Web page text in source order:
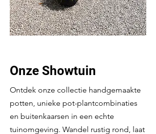
Onze Showtuin
Ontdek onze collectie handgemaakte
potten, unieke pot-plantcombinaties
en buitenkaarsen in een echte
tuinomgeving. Wandel rustig rond, laat